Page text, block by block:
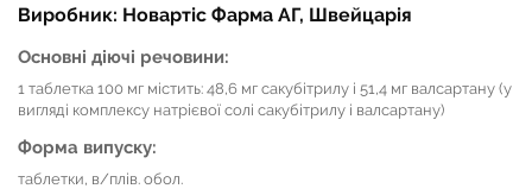
Виробник: Новартіс Фарма АГ, Швейцарія
Основні діючі речовини:
1 таблетка 100 мг містить: 48,6 мг сакубітрилу і 51,4 мг валсартану (у
вигляді комплексу натрієвої солі сакубітрилу і валсартану)
Форма випуску:
таблетки, в/плів. обол.